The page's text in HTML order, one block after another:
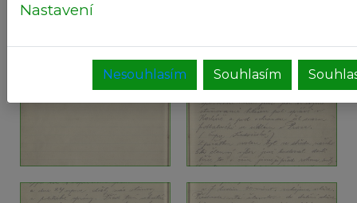
+ +
Nastavení
Nesouhlasím Souhlasím